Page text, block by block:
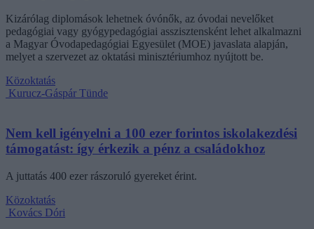
Kizárólag diplomások lehetnek óvónők, az óvodai nevelőket
pedagógiai vagy gyógypedagógiai asszisztensként lehet alkalmazni
a Magyar Óvodapedagógiai Egyesület (MOE) javaslata alapján,
melyet a szervezet az oktatási minisztériumhoz nyújtott be.
Közoktatás
Kurucz-Gáspár Tünde
Nem kell igényelni a 100 ezer forintos iskolakezdési
támogatást: így érkezik a pénz a családokhoz
A juttatás 400 ezer rászoruló gyereket érint.
Közoktatás
Kovács Dóri